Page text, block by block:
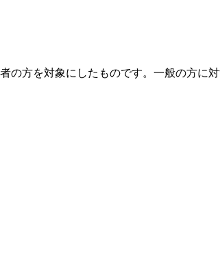
方を対象にしたものです。一般の方に